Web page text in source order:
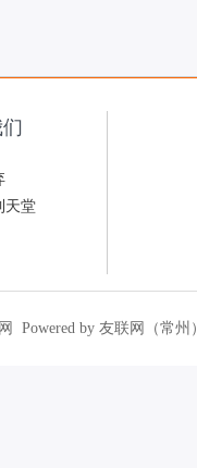
天堂
Powered by 友联网（常